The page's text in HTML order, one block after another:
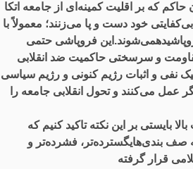
که بر اقلیت کمینه‌ای از جامعه اتکا
خود دست و پا می‌زنند؛ معمولاً با
فروپاشی حتمی
و سرسختی حاکمیت ضد انقلابی
نفی و اثبات رژیم کنونی و رژیم سیاسی
عمل می‌کنند و تحول انقلابی جامعه را
بایستی بر این نکته تاکید کنیم که
صف بندی‌هایگسترده‌تر، فشرده‌تر و
قرار گرفته